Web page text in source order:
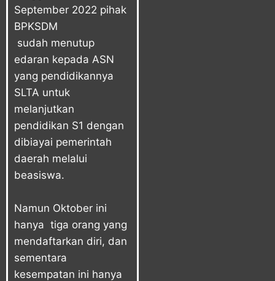
September 2022 pihak
BPKSDM
sudah menutup
edaran kepada ASN
yang pendidikannya
SLTA untuk
melanjutkan
pendidikan S1 dengan
dibiayai pemerintah
daerah melalui
beasiswa.
Namun Oktober ini
hanya tiga orang yang
mendaftarkan diri, dan
sementara
kesempatan ini hanya